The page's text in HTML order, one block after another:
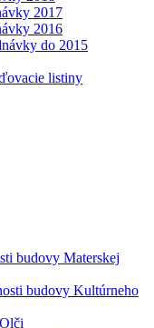
2017
2016
do 2015
listiny
budovy Materskej
budovy Kultúrneho